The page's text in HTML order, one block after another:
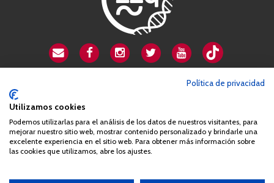
+34 663 812 863
Política de privacidad
Utilizamos cookies
Podemos utilizarlas para el análisis de los datos de nuestros visitantes, para
mejorar nuestro sitio web, mostrar contenido personalizado y brindarle una
excelente experiencia en el sitio web. Para obtener más información sobre
las cookies que utilizamos, abre los ajustes.